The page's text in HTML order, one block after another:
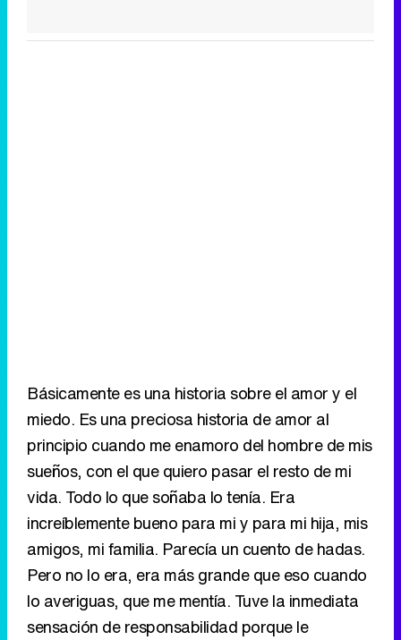
Básicamente es una historia sobre el amor y el
miedo. Es una preciosa historia de amor al
principio cuando me enamoro del hombre de mis
sueños, con el que quiero pasar el resto de mi
vida. Todo lo que soñaba lo tenía. Era
increíblemente bueno para mi y para mi hija, mis
amigos, mi familia. Parecía un cuento de hadas.
Pero no lo era, era más grande que eso cuando
lo averiguas, que me mentía. Tuve la inmediata
sensación de responsabilidad porque le